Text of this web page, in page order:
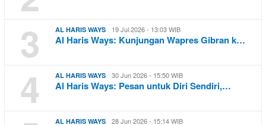
3 AL HARIS WAYS 19 Jul 2026 - 13:03 WIB
Al Haris Ways: Kunjungan Wapres Gibran k…
4 AL HARIS WAYS 30 Jun 2026 - 15:50 WIB
Al Haris Ways: Pesan untuk Diri Sendiri,…
AL HARIS WAYS 28 Jun 2026 - 15:14 WIB